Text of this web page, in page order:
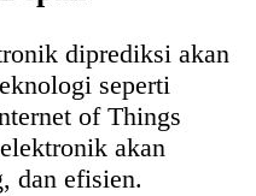
diprediksi akan
seperti
of Things
akan
dan efisien.